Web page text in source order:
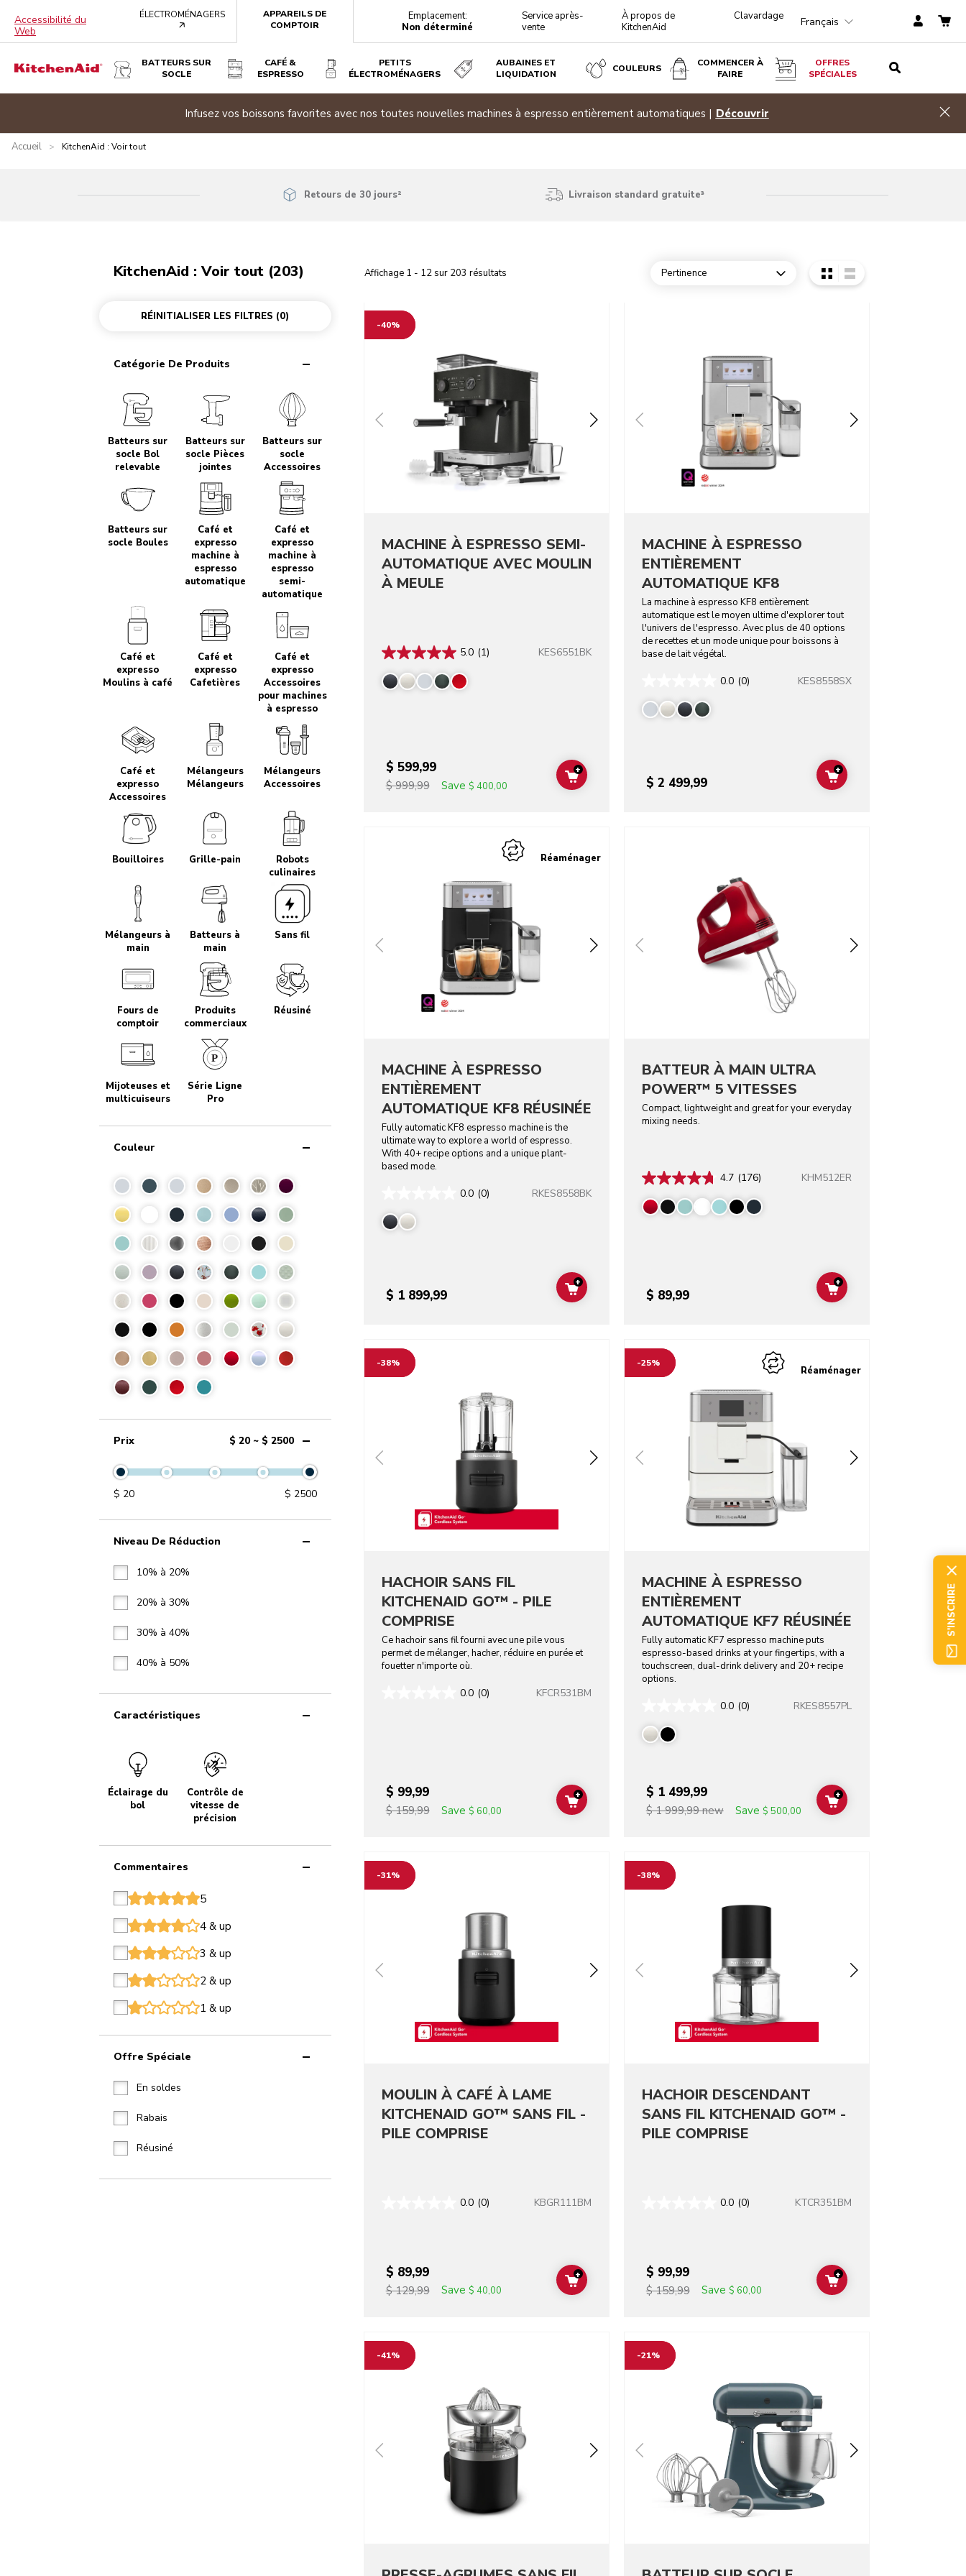
Accessibilité du
Web
ÉLECTROMÉNAGERS
APPAREILS DE
COMPTOIR
Emplacement:
Non déterminé
Service après-
vente
À propos de
KitchenAid
Clavardage Français
BATTEURS SUR
SOCLE
CAFÉ &
ESPRESSO
PETITS
ÉLECTROMÉNAGERS
AUBAINES ET
LIQUIDATION
COULEURS
COMMENCER À
FAIRE
OFFRES
SPÉCIALES
Promotion d’été| Achetez deux électroménagers admissibles ou plus et économisez 20 %Magasinez
Accueil > KitchenAid : Voir tout
Retours de 30 jours² Livraison standard gratuite³
Affichage 1 - 12 sur 203 résultats Pertinence
Open dropdown
KitchenAid : Voir tout (203)
RÉINITIALISER LES FILTRES (0)
Catégorie De Produits
Batteurs sur
socle Bol
relevable
Batteurs sur
socle Pièces
jointes
Batteurs sur
socle
Accessoires
Batteurs sur
socle Boules
Café et
expresso
machine à
espresso
automatique
Café et
expresso
machine à
espresso
semi-
automatique
Café et
expresso
Moulins à café
Café et
expresso
Cafetières
Café et
expresso
Accessoires
pour machines
à espresso
Café et
expresso
Accessoires
Mélangeurs
Mélangeurs
Mélangeurs
Accessoires
Bouilloires Grille-pain
Robots
culinaires
Mélangeurs à
main
Batteurs à
main
Sans fil
Fours de
comptoir
Produits
commerciaux
Réusiné
Mijoteuses et
multicuiseurs
Série Ligne
Pro
Couleur
Prix $ 20 ~ $ 2500
$ 20 $ 2500
Niveau De Réduction
10% à 20%
20% à 30%
30% à 40%
40% à 50%
Caractéristiques
Éclairage du
bol
Contrôle de
vitesse de
précision
Commentaires
star
star
star
star
star 5
star
star
star
star
star 4 & up
star
star
star
star
star 3 & up
star
star
star
star
star 2 & up
star
star
star
star
star 1 & up
Offre Spéciale
En soldes
Rabais
Réusiné
-40%
MACHINE À ESPRESSO SEMI-
AUTOMATIQUE AVEC MOULIN
À MEULE
5.0 (1) KES6551BK
$ 599,99
$ 999,99 Save $ 400,00 ADD TO CART
+
MACHINE À ESPRESSO
ENTIÈREMENT
AUTOMATIQUE KF8
La machine à espresso KF8 entièrement
automatique est le moyen ultime d'explorer tout
l'univers de l'espresso. Avec plus de 40 options
de recettes et un mode unique pour boissons à
base de lait végétal.
0.0 (0) KES8558SX
$ 2 499,99 ADD TO CART
+
Réaménager
MACHINE À ESPRESSO
ENTIÈREMENT
AUTOMATIQUE KF8 RÉUSINÉE
Fully automatic KF8 espresso machine is the
ultimate way to explore a world of espresso.
With 40+ recipe options and a unique plant-
based mode.
0.0 (0) RKES8558BK
$ 1 899,99 ADD TO CART
+
BATTEUR À MAIN ULTRA
POWER™ 5 VITESSES
Compact, lightweight and great for your everyday
mixing needs.
4.7 (176) KHM512ER
$ 89,99 ADD TO CART
+
-38%
HACHOIR SANS FIL
KITCHENAID GO™ - PILE
COMPRISE
Ce hachoir sans fil fourni avec une pile vous
permet de mélanger, hacher, réduire en purée et
fouetter n'importe où.
0.0 (0) KFCR531BM
$ 99,99
$ 159,99 Save $ 60,00 ADD TO CART
+
-25%
Réaménager
MACHINE À ESPRESSO
ENTIÈREMENT
AUTOMATIQUE KF7 RÉUSINÉE
Fully automatic KF7 espresso machine puts
espresso-based drinks at your fingertips, with a
touchscreen, dual-drink delivery and 20+ recipe
options.
0.0 (0) RKES8557PL
$ 1 499,99
$ 1 999,99 new Save $ 500,00 ADD TO CART
+
-31%
MOULIN À CAFÉ À LAME
KITCHENAID GO™ SANS FIL -
PILE COMPRISE
0.0 (0) KBGR111BM
$ 89,99
$ 129,99 Save $ 40,00 ADD TO CART
+
-38%
HACHOIR DESCENDANT
SANS FIL KITCHENAID GO™ -
PILE COMPRISE
0.0 (0) KTCR351BM
$ 99,99
$ 159,99 Save $ 60,00 ADD TO CART
+
-41% -21%
S'INSCRIRE